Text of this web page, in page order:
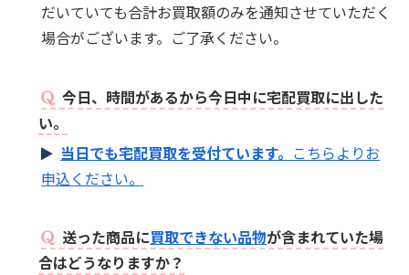
だいていても合計お買取額のみを通知させていただく
場合がございます。ご了承ください。
今日、時間があるから今日中に宅配買取に出した
い。
当日でも宅配買取を受付ています。 こちらよりお
申込ください。
送った商品に買取できない品物が含まれていた場
合はどうなりますか？